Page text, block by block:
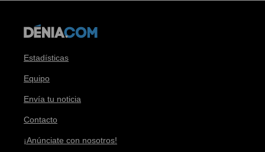
Estadísticas
Equipo
Envía tu noticia
Contacto
¡Anúnciate con nosotros!